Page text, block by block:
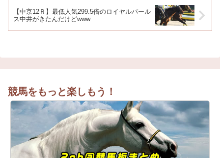
【中京12Ｒ】最低人気299.5倍のロイヤルパール
ス中井がきたんだけどwww
競馬をもっと楽しもう！